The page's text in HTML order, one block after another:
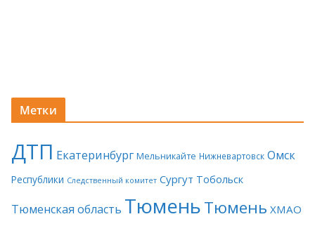
Метки
ДТП Екатеринбург Мельникайте Нижневартовск Омск
Республики Следственный комитет Сургут Тобольск
Тюменская область ТюменьТюмень ХМАО